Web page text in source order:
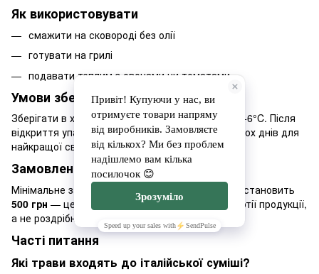
Як використовувати
смажити на сковороді без олії
готувати на грилі
подавати теплим з овочами чи томатами
Умови зберігання
Зберігати в холодильнику при температурі +2...+6°C. Після
відкриття упаковки використати протягом кількох днів для
найкращої свіжості.
Замовлення у виробника
Мінімальне замовлення у виробника Milk Village становить
500 грн — це стосується прямих замовлень партії продукції,
а не роздрібної покупки на сайті.
Часті питання
Які трави входять до італійської суміші?